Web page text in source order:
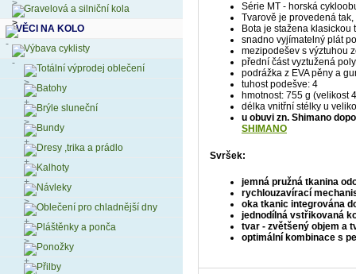
Série MT - horská
Tvarově je provedená
Bota je stažena
snadno vyjímatelný plát
mezipodešev s výztuhou
přední část vyztužená
podrážka z EVA pěny a
tuhost podešve: 4
hmotnost: 755 g (velikost
délka vnitřní stélky u
u obuvi zn. Shimano
SHIMANO
Svršek:
jemná pružná tkanina
rychlouzavírací
oka tkanic integrována
jednodílná vstřikovaná
tvar - zvětšený objem a
optimální kombinace s
Gravelová a silniční kola
VĚCI NA KOLO
Výbava cyklisty
Totální výprodej oblečení
Batohy
Brýle sluneční
Bundy
Dresy ,trika a prádlo
Kalhoty
Návleky
Oblečení pro chladnější dny
Pláštěnky a ponča
Ponožky
Přilby